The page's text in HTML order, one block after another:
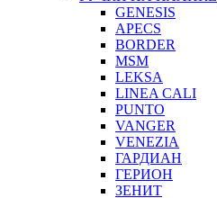
GENESIS
APECS
BORDER
MSM
LEKSA
LINEA CALI
PUNTO
VANGER
VENEZIA
ГАРДИАН
ГЕРИОН
ЗЕНИТ